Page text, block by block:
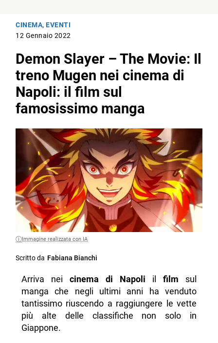
CINEMA,EVENTI
12 Gennaio 2022
Demon Slayer – The Movie: Il
treno Mugen nei cinema di
Napoli: il film sul
famosissimo manga
Immagine realizzata con IA
Scritto da Fabiana Bianchi
Arriva nei cinema di Napoli ilfilm sul
manga che negli ultimi anni ha venduto
tantissimo riuscendo a raggiungere le vette
più alte delle classifiche non solo in
Giappone.